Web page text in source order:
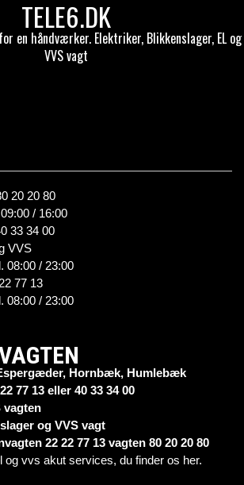
TELE6.DK
en håndværker. Elektriker, Blikkenslager, EL og
VVS vagt
20 20 80
/ 16:00
33 34 00
VVS
08:00 / 23:00
77 13
08:00 / 23:00
Hornbæk, Humlebæk
77 13 eller 40 33 34 00
vagten
og VVS vagt
22 22 77 13 vagten 80 20 20 80
vvs akut services, du finder os her.